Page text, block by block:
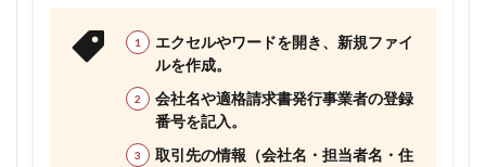
エクセルやワードを開き、新規ファイ
ルを作成。
会社名や適格請求書発行事業者の登録
番号を記入。
取引先の情報（会社名・担当者名・住